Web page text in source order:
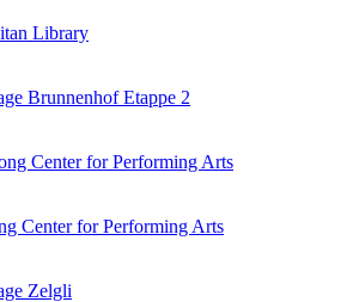
Library
Brunnenhof Etappe 2
Center for Performing Arts
Center for Performing Arts
Zelgli